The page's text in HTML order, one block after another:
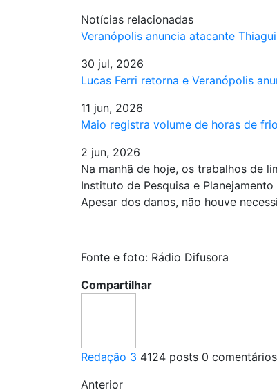
Notícias relacionadas
Veranópolis anuncia atacante
30 jul, 2026
Lucas Ferri retorna e Veranópolis
11 jun, 2026
Maio registra volume de horas de
2 jun, 2026
Na manhã de hoje, os trabalhos de
Instituto de Pesquisa e
Apesar dos danos, não houve
Fonte e foto: Rádio Difusora
Compartilhar
Redação 3 4124 posts 0 comentários
Anterior